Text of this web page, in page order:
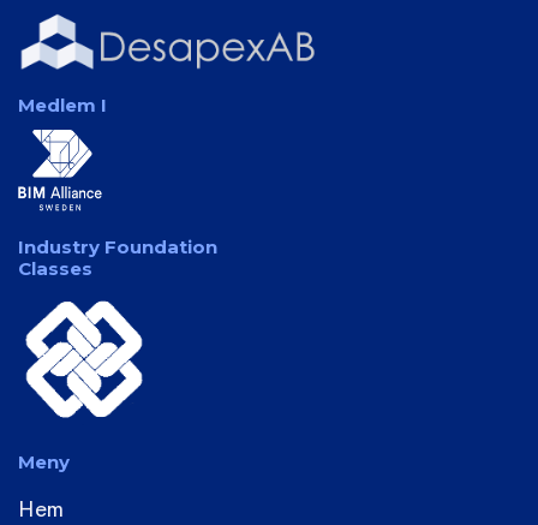
Medlem I
Industry Foundation
Classes
Meny
Hem